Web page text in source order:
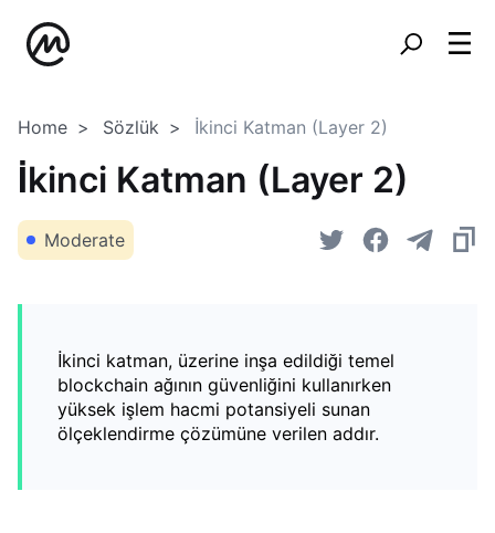
Home Sözlük İkinci Katman (Layer 2)
İkinci Katman (Layer 2)
Moderate
İkinci katman, üzerine inşa edildiği temel
blockchain ağının güvenliğini kullanırken
yüksek işlem hacmi potansiyeli sunan
ölçeklendirme çözümüne verilen addır.